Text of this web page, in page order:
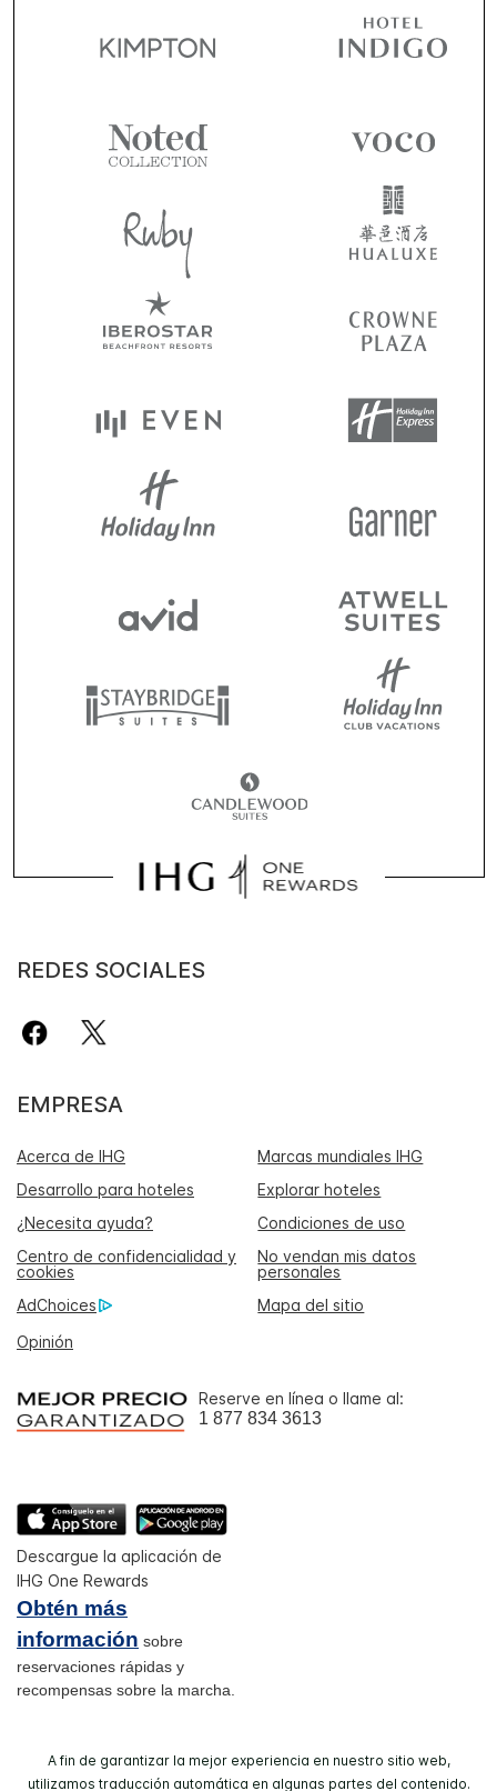
REDES SOCIALES
EMPRESA
Acerca de IHG
Marcas mundiales IHG
Desarrollo para hoteles
Explorar hoteles
¿Necesita ayuda?
Condiciones de uso
Centro de confidencialidad y
cookies
No vendan mis datos
personales
AdChoices
Mapa del sitio
Opinión
Reserve en línea o llame al:
1 877 834 3613
Descargue la aplicación de
IHG One Rewards
Obtén más
información sobre
reservaciones rápidas y
recompensas sobre la marcha.
A fin de garantizar la mejor experiencia en nuestro sitio web,
utilizamos traducción automática en algunas partes del contenido.